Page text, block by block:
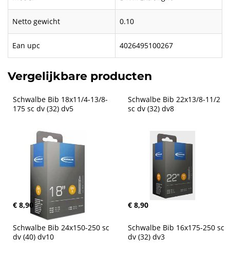
Netto gewicht 0.10
Ean upc 4026495100267
Vergelijkbare producten
Schwalbe Bib 18x11/4-13/8-
175 sc dv (32) dv5
€ 8,90
Schwalbe Bib 22x13/8-11/2
sc dv (32) dv8
€ 8,90
Schwalbe Bib 24x150-250 sc
dv (40) dv10
Schwalbe Bib 16x175-250 sc
dv (32) dv3